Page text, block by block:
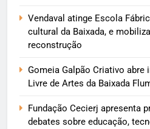
Vendaval atinge Escola
cultural da Baixada, e
reconstrução
Gomeia Galpão Criativo
Livre de Artes da Baixada
Fundação Cecierj apresenta
debates sobre educação,